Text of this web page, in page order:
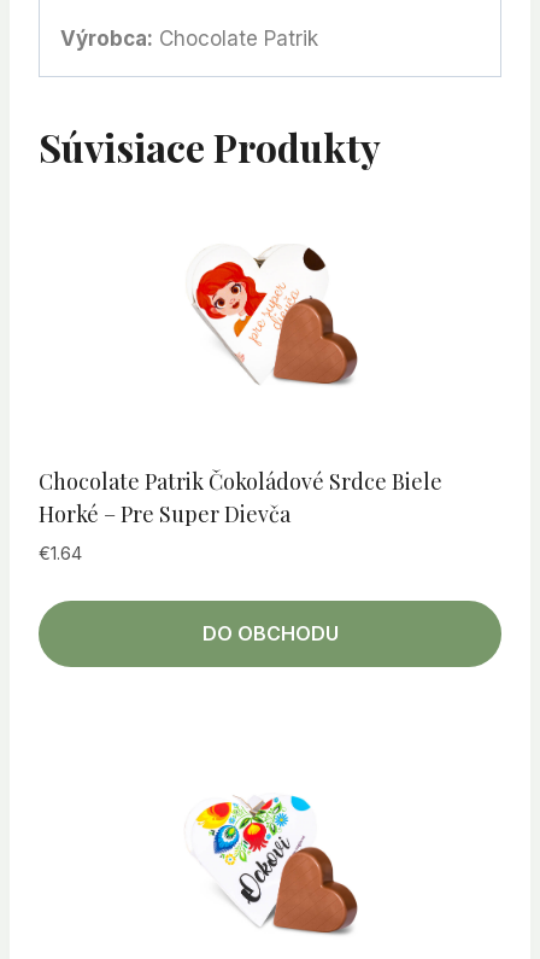
Výrobca: Chocolate Patrik
Súvisiace Produkty
Chocolate Patrik Čokoládové Srdce Biele
Horké – Pre Super Dievča
€1.64
DO OBCHODU